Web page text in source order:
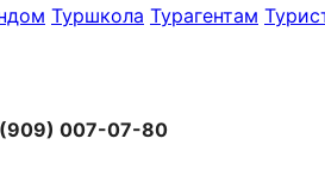
Туршкола Турагентам
007-07-80